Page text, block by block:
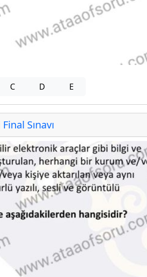
C D E
Sınavı